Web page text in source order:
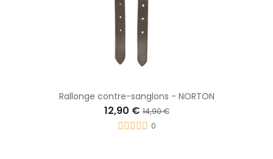
Rallonge contre-sanglons - NORTON
12,90 €14,90 €
0